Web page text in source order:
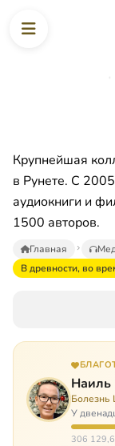
Крупнейшая
в Рунете. С
аудиокниги и
1500 авторов.
Главная
В древности, во
Наиль
Болезнь
У
перед
306